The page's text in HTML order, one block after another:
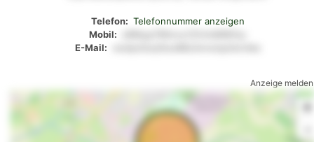
Telefon: Telefonnummer anzeigen
Mobil:
E-Mail:
Anzeige melden